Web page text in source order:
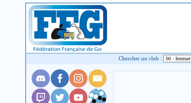
Chercher un club :